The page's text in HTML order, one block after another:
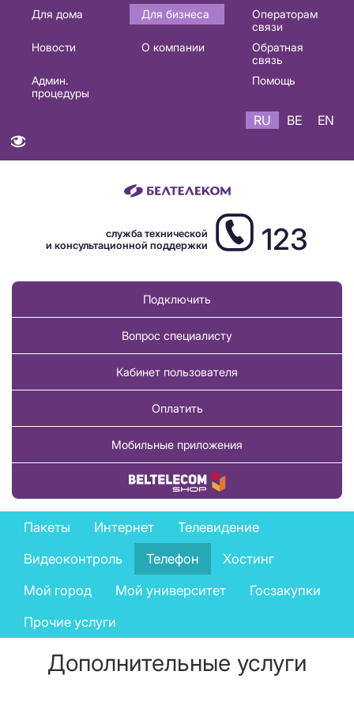
Основная
навигация
Для дома Для бизнеса
Операторам
связи
Новости
О компании
Обратная
связь
Админ.
процедуры
Помощь
RU BE EN
служба технической
и консультационной поддержки
123
Подключить
Вопрос специалисту
Кабинет пользователя
Оплатить
Мобильные приложения
Купить товар
Business
services
menu
Пакеты Интернет
Телевидение
Видеоконтроль
Телефон
Хостинг
Мой город
Мой университет
Госзакупки
Прочие услуги
Дополнительные услуги